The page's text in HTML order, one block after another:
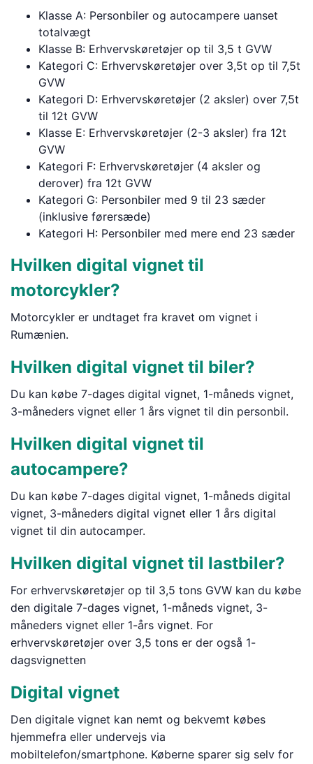
Klasse A: Personbiler og autocampere uanset
totalvægt
Klasse B: Erhvervskøretøjer op til 3,5 t GVW
Kategori C: Erhvervskøretøjer over 3,5t op til 7,5t
GVW
Kategori D: Erhvervskøretøjer (2 aksler) over 7,5t
til 12t GVW
Klasse E: Erhvervskøretøjer (2-3 aksler) fra 12t
GVW
Kategori F: Erhvervskøretøjer (4 aksler og
derover) fra 12t GVW
Kategori G: Personbiler med 9 til 23 sæder
(inklusive førersæde)
Kategori H: Personbiler med mere end 23 sæder
Hvilken digital vignet til
motorcykler?
Motorcykler er undtaget fra kravet om vignet i
Rumænien.
Hvilken digital vignet til biler?
Du kan købe 7-dages digital vignet, 1-måneds vignet,
3-måneders vignet eller 1 års vignet til din personbil.
Hvilken digital vignet til
autocampere?
Du kan købe 7-dages digital vignet, 1-måneds digital
vignet, 3-måneders digital vignet eller 1 års digital
vignet til din autocamper.
Hvilken digital vignet til lastbiler?
For erhvervskøretøjer op til 3,5 tons GVW kan du købe
den digitale 7-dages vignet, 1-måneds vignet, 3-
måneders vignet eller 1-års vignet. For
erhvervskøretøjer over 3,5 tons er der også 1-
dagsvignetten
Digital vignet
Den digitale vignet kan nemt og bekvemt købes
hjemmefra eller undervejs via
mobiltelefon/smartphone. Køberne sparer sig selv for